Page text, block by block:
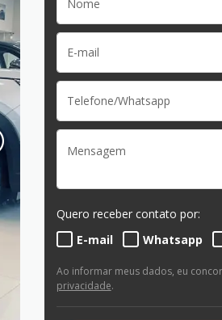
Quero receber contato por:
E-mail
Whatsapp
Ao informar meus dados, eu
privacidade.